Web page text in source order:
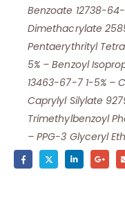
Benzoate 12738-64-
Dimethacrylate
Pentaerythrityl
5% – Benzoyl
13463-67-7 1-5% –
Caprylyl Silylate
Trimethylbenzoyl
– PPG-3 Glyceryl